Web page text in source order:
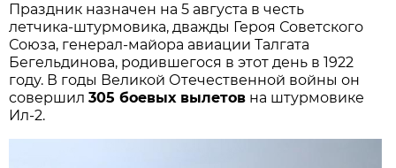
Праздник назначен на 5 августа в честь
летчика‑штурмовика, дважды Героя Советского
Союза, генерал‑майора авиации Талгата
Бегельдинова, родившегося в этот день в 1922
году. В годы Великой Отечественной войны он
совершил 305 боевых вылетов на штурмовике
Ил‑2.